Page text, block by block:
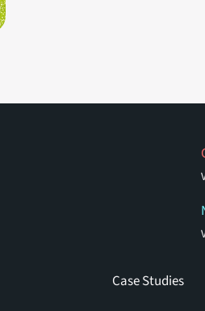
Case Studies